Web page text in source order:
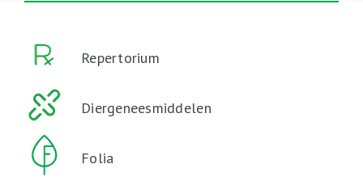
Repertorium
Diergeneesmiddelen
Folia